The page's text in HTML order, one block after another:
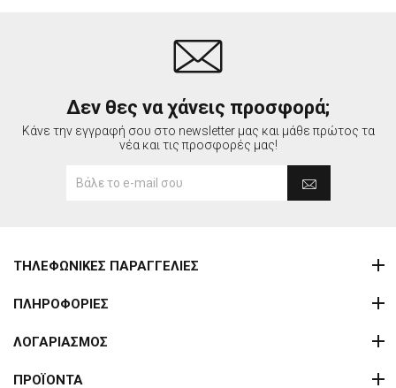
Δεν θες να χάνεις προσφορά;
Κάνε την εγγραφή σου στο newsletter μας και μάθε πρώτος τα
νέα και τις προσφορές μας!
ΤΗΛΕΦΩΝΙΚΕΣ ΠΑΡΑΓΓΕΛΙΕΣ
ΠΛΗΡΟΦΟΡΙΕΣ
ΛΟΓΑΡΙΑΣΜΟΣ
ΠΡΟΪΟΝΤΑ